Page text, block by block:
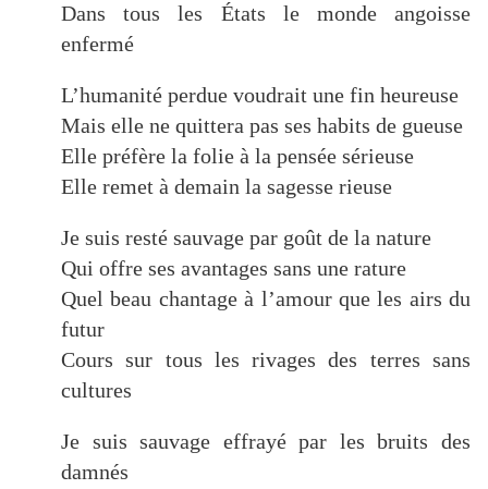
Dans tous les États le monde angoisse
enfermé
L’humanité perdue voudrait une fin heureuse
Mais elle ne quittera pas ses habits de gueuse
Elle préfère la folie à la pensée sérieuse
Elle remet à demain la sagesse rieuse
Je suis resté sauvage par goût de la nature
Qui offre ses avantages sans une rature
Quel beau chantage à l’amour que les airs du
futur
Cours sur tous les rivages des terres sans
cultures
Je suis sauvage effrayé par les bruits des
damnés